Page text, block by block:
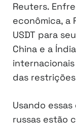
Reuters.
econômica, a
USDT para
China e a
das
Usando
russas estão